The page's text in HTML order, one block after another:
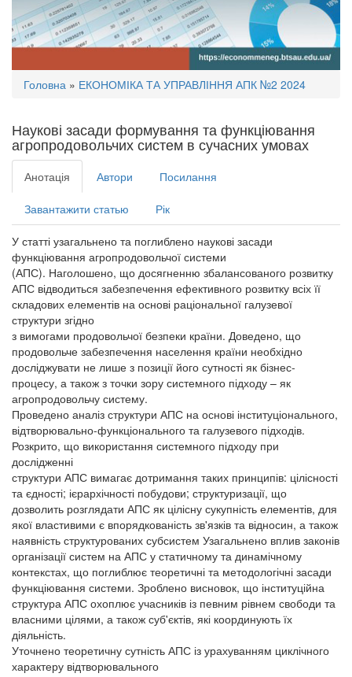
Ви
тут
Головна » ЕКОНОМІКА ТА УПРАВЛІННЯ АПК №2 2024
Наукові засади формування та функціювання
агропродовольчих систем в сучасних умовах
Анотація Автори Посилання
Завантажити статью Рік
У статті узагальнено та поглиблено наукові засади
функціювання агропродовольчої системи
(АПС). Наголошено, що досягненню збалансованого розвитку
АПС відводиться забезпечення ефективного розвитку всіх її
складових елементів на основі раціональної галузевої
структури згідно
з вимогами продовольчої безпеки країни. Доведено, що
продовольче забезпечення населення країни необхідно
досліджувати не лише з позиції його сутності як бізнес-
процесу, а також з точки зору системного підходу – як
агропродовольчу систему.
Проведено аналіз структури АПС на основі інституціонального,
відтворювально-функціонального та галузевого підходів.
Розкрито, що використання системного підходу при
дослідженні
структури АПС вимагає дотримання таких принципів: цілісності
та єдності; ієрархічності побудови; структуризації, що
дозволить розглядати АПС як цілісну сукупність елементів, для
якої властивими є впорядкованість зв'язків та відносин, а також
наявність структурованих субсистем Узагальнено вплив законів
організації систем на АПС у статичному та динамічному
контекстах, що поглиблює теоретичні та методологічні засади
функціювання системи. Зроблено висновок, що інституційна
структура АПС охоплює учасників із певним рівнем свободи та
власними цілями, а також суб'єктів, які координують їх
діяльність.
Уточнено теоретичну сутність АПС із урахуванням циклічного
характеру відтворювального